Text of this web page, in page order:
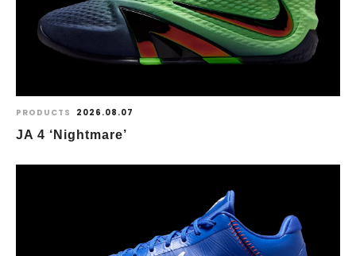
PRODUCTS 2026.08.07
JA 4 ‘Nightmare’